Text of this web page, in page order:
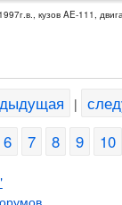
кузов AE-111,
|
6 7 8 9 10